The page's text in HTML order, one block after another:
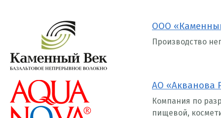
ООО
Производство
АО «Акванова
Компания по
пищевой,